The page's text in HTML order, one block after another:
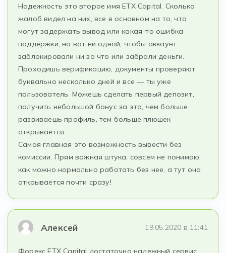
Надежность это второе имя ETX Capital. Сколько
жалоб видел на них, все в основном на то, что
могут задержать вывод или какая-то ошибка
поддержки, но вот ни одной, чтобы аккаунт
заблокировали ни за что или забрали деньги.
Проходишь верификацию, документы проверяют
буквально несколько дней и все — ты уже
пользователь. Можешь сделать первый депозит,
получить небольшой бонус за это, чем больше
развиваешь профиль, тем больше плюшек
открывается.
Самая главная это возможность вывести без
комиссии. Прям важная штука, совсем не понимаю,
как можно нормально работать без нее, а тут она
открывается почти сразу!
Алексей 19.05.2020 в 11:41